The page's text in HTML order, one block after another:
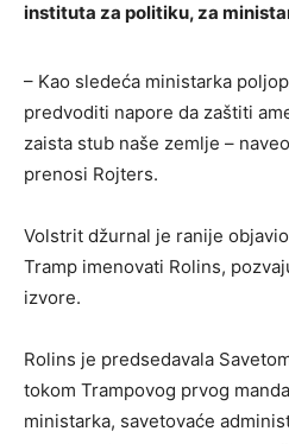
instituta za politiku, za
– Kao sledeća ministarka
predvoditi napore da zaštiti
zaista stub naše zemlje –
prenosi Rojters.
Volstrit džurnal je ranije
Tramp imenovati Rolins,
izvore.
Rolins je predsedavala
tokom Trampovog prvog
ministarka, savetovaće